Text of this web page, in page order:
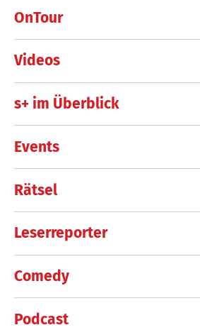
OnTour
Videos
s+ im Überblick
Events
Rätsel
Leserreporter
Comedy
Podcast